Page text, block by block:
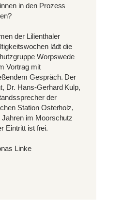
in den Prozess
der Lilienthaler
lädt die
Worpswede
Vortrag mit
Gespräch. Der
Dr. Hans-Gerhard Kulp,
der
Station Osterholz,
Jahren im Moorschutz
Eintritt ist frei.
Linke